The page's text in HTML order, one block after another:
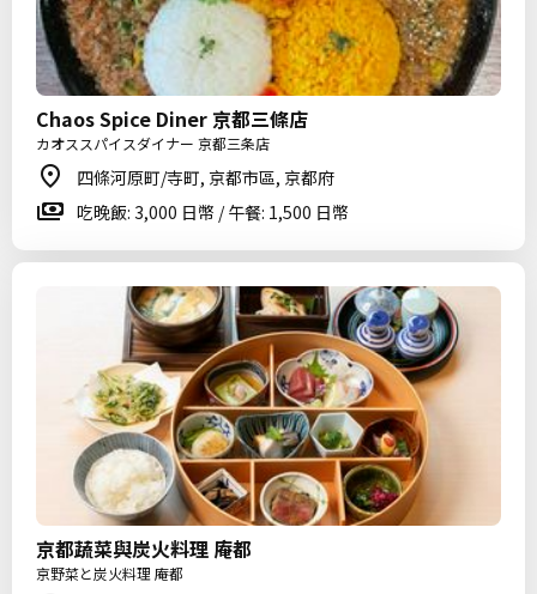
Chaos Spice Diner 京都三條店
カオススパイスダイナー 京都三条店
四條河原町/寺町, 京都市區, 京都府
吃晚飯: 3,000 日幣 / 午餐: 1,500 日幣
京都蔬菜與炭火料理 庵都
京野菜と炭火料理 庵都